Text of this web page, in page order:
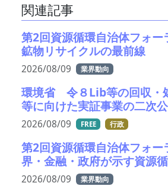
関連記事
第2回資源循環自治体フォ
鉱物リサイクルの最前線
2026/08/09 業界動向
環境省 令８Lib等の回収・
等に向けた実証事業の二次
2026/08/09 FREE 行政
第2回資源循環自治体フォ
界・金融・政府が示す資源
2026/08/09 業界動向